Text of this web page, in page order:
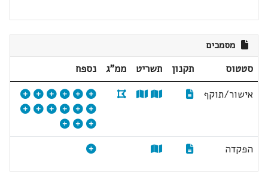
מסמכים
סטטוס תקנון תשריט ממ"ג
נספח
אישור/תוקף
הפקדה